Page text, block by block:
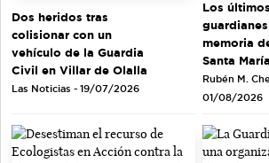
Dos heridos tras
colisionar con un
vehículo de la Guardia
Civil en Villar de Olalla
Las Noticias - 19/07/2026
Los últimos
memoria
Santa
Rubén M.
01/08/2026